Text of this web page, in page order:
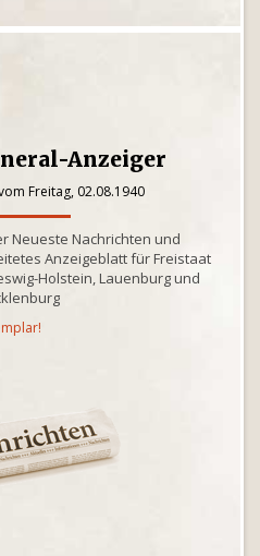
Anzeiger
Freitag, 02.08.1940
Neueste Nachrichten und
Anzeigeblatt für Freistaat
Holstein, Lauenburg und